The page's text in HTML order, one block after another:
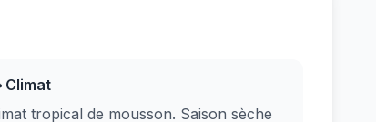
tropical de mousson. Saison sèche